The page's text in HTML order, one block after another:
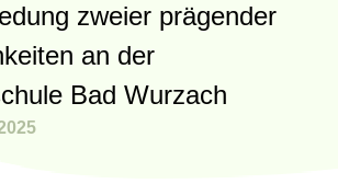
zweier prägender
an der
Bad Wurzach